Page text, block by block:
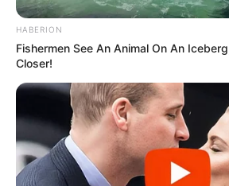
HABERION
Fishermen See An Animal On An
Closer!